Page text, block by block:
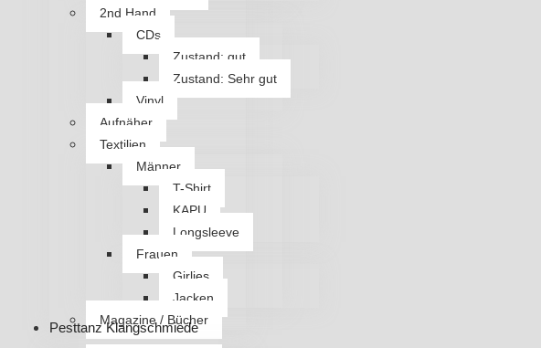
2nd Hand
CDs
Zustand: gut
Zustand: Sehr gut
Vinyl
Aufnäher
Textilien
Männer
T-Shirt
KAPU
Longsleeve
Frauen
Girlies
Jacken
Magazine / Bücher
Pesttanz Klangschmiede